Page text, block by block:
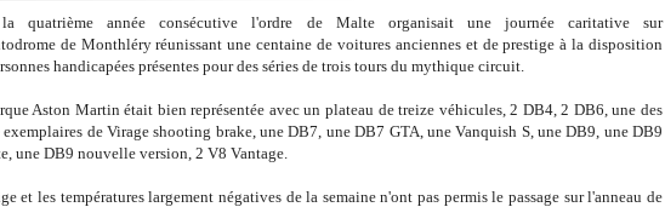
quatrième année consécutive l'ordre de Malte organisait une journée caritative sur
de Monthléryréunissant une centaine de voitures anciennes et de prestige à la disposition
handicapées présentes pour des séries de trois tours du mythique circuit.
Aston Martin était bien représentée avec un plateau de treize véhicules, 2 DB4, 2 DB6, une des
exemplaires de Virage shooting brake, une DB7, une DB7 GTA, une Vanquish S, une DB9, une DB9
une DB9 nouvelle version, 2 V8 Vantage.
et les températures largement négatives de la semaine n'ont pas permis le passage sur l'anneau de